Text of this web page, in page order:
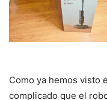
Como ya hemos visto
complicado que el